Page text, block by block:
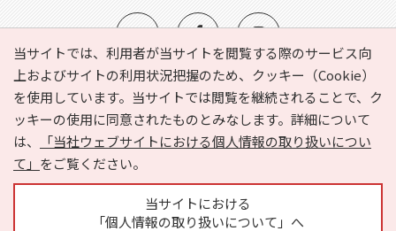
当サイトでは、利用者が当サイトを閲覧する際のサービス向
上およびサイトの利用状況把握のため、クッキー（Cookie）
を使用しています。当サイトでは閲覧を継続されることで、ク
ッキーの使用に同意されたものとみなします。詳細について
は、
「当社ウェブサイトにおける個人情報の取り扱いについ
て」 をご覧ください。
当サイトにおける
「個人情報の取り扱いについて」へ
e-NAVITA（イーナビタ）とは？ お気に入り
ヘルプ
利用規約
個人情報の取り扱いについて
運営会社
サイトマップ
広告掲載に関するお問い合わせ